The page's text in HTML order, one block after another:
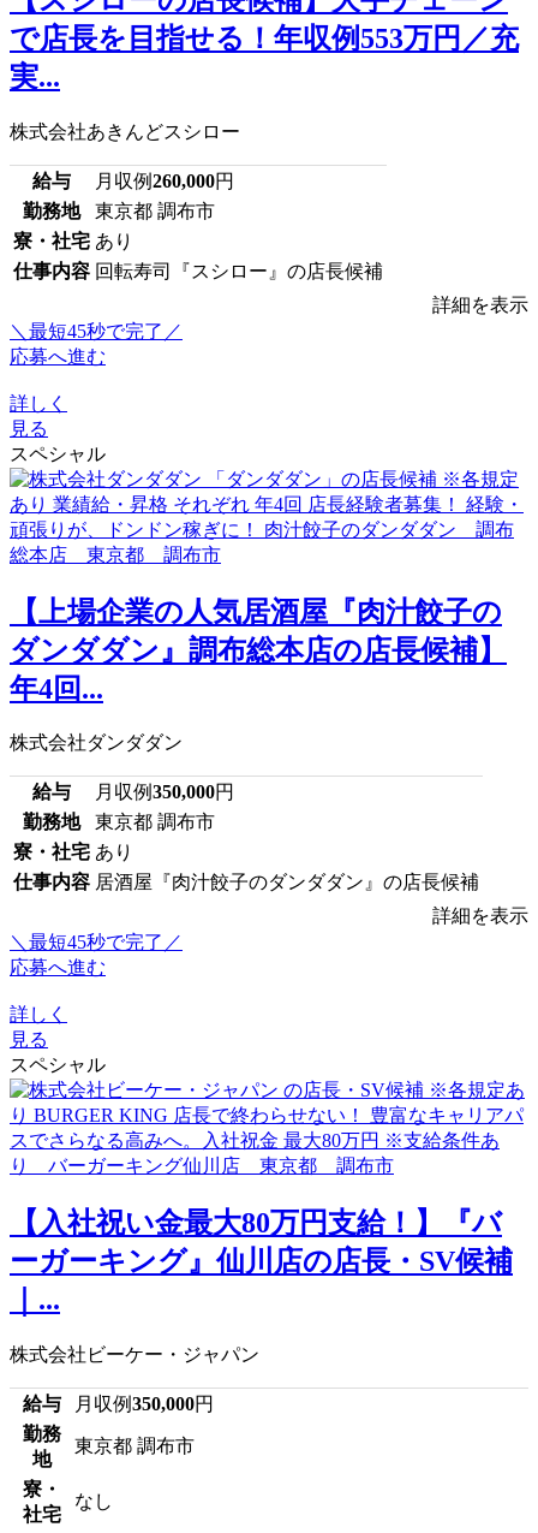
で店長を目指せる！年収例553万円／充
実...
株式会社あきんどスシロー
給与 月収例260,000円
勤務地
東京都 調布市
寮・社宅 あり
仕事内容 回転寿司『スシロー』の店長候補
詳細を表示
＼最短45秒で完了／
応募へ進む
詳しく
見る
スペシャル
【上場企業の人気居酒屋『肉汁餃子の
ダンダダン』調布総本店の店長候補】
年4回...
株式会社ダンダダン
給与 月収例350,000円
勤務地
東京都 調布市
寮・社宅 あり
仕事内容 居酒屋『肉汁餃子のダンダダン』の店長候補
詳細を表示
＼最短45秒で完了／
応募へ進む
詳しく
見る
スペシャル
【入社祝い金最大80万円支給！】『バ
ーガーキング』仙川店の店長・SV候補
｜...
株式会社ビーケー・ジャパン
給与 月収例350,000円
勤務
地
東京都 調布市
寮・
社宅
なし